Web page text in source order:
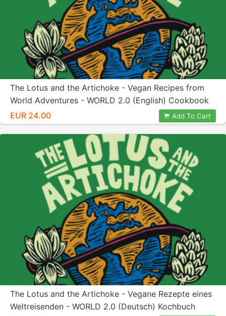
The Lotus and the Artichoke - Vegan Recipes from
World Adventures - WORLD 2.0 (English) Cookbook
EUR 24.00
Add To Cart
The Lotus and the Artichoke - Vegane Rezepte eines
Weltreisenden - WORLD 2.0 (Deutsch) Kochbuch